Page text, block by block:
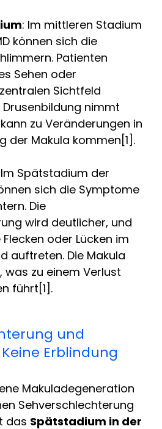
: Im mittleren Stadium
können sich die
Patienten
Sehen oder
Sichtfeld
nimmt
zu Veränderungen in
der Makula kommen[1].
Spätstadium der
sich die Symptome
Die
wird deutlicher, und
oder Lücken im
auftreten. Die Makula
was zu einem Verlust
führt[1].
und
Erblindung
Makuladegeneration
Sehverschlechterung
das Spätstadium in der